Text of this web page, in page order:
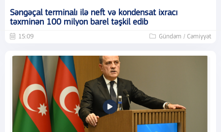
Səngəçal terminalı ilə neft və kondensat ixracı
təxminən 100 milyon barel təşkil edib
15:09 Gündəm / Cəmiyyət